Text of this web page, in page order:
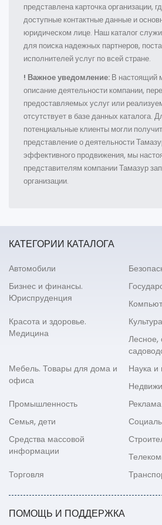
представлена карточка организации,
доступные контактные данные и
юридическом лице. Наш каталог
для поиска надежных партнеров,
исполнителей услуг по всей стране.
! Важное уведомление: В настоящий
описание деятельности компании,
предоставляемых услуг или
отсутствует в базе данных каталога.
потенциальные клиенты могли
представление о деятельности
эффективного продвижения, мы
представителям компании Тамазур
организации.
КАТЕГОРИИ КАТАЛОГА
Автомобили
Бизнес и финансы.
Юриспруденция
Красота и здоровье.
Медицина
Лесное,
Мебель. Товары для дома и
офиса
Наука и
Промышленность
Семья, дети
Средства массовой
информации
Торговля
ПОМОЩЬ И ПОДДЕРЖКА